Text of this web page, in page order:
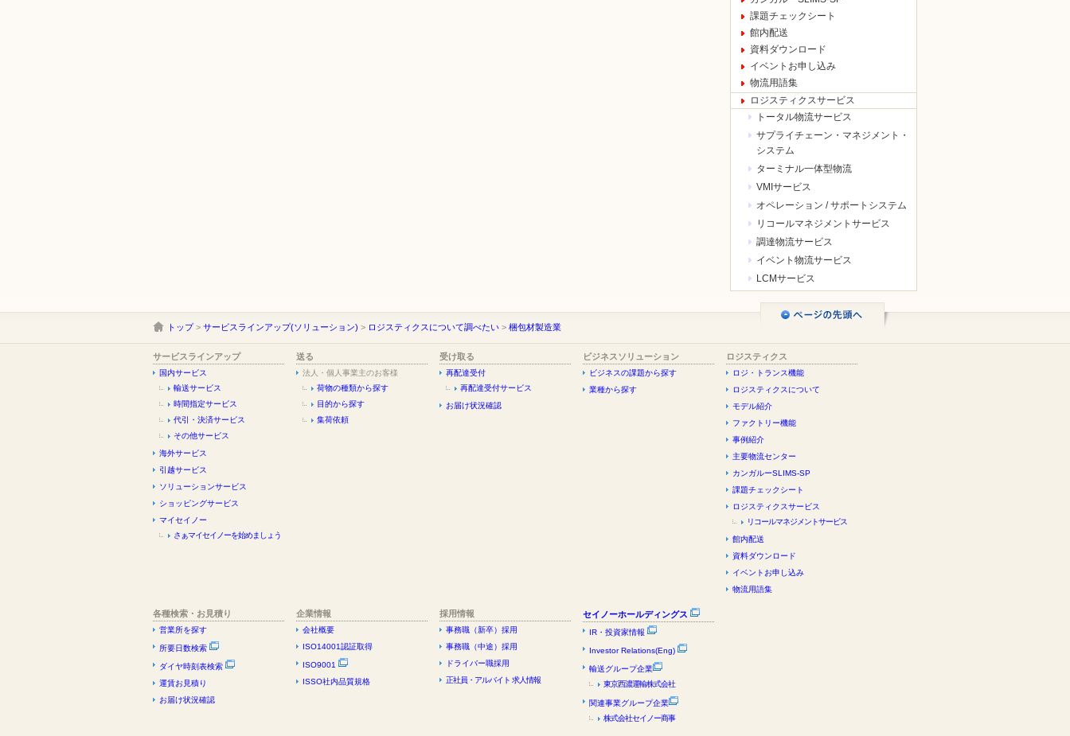
課題チェックシート
館内配送
資料ダウンロード
イベントお申し込み
物流用語集
ロジスティクスサービス
トータル物流サービス
サプライチェーン・マネジメント・
システム
ターミナル一体型物流
VMIサービス
オペレーション / サポートシステム
リコールマネジメントサービス
調達物流サービス
イベント物流サービス
LCMサービス
トップ> サービスラインアップ(ソリューション) > ロジスティクスについて調べたい > 梱包材製造業
サービスラインアップ
国内サービス
輸送サービス
時間指定サービス
代引・決済サービス
その他サービス
海外サービス
引越サービス
ソリューションサービス
ショッピングサービス
マイセイノー
さぁマイセイノーを始めましょう
送る
法人・個人事業主のお客様
荷物の種類から探す
目的から探す
集荷依頼
受け取る
再配達受付
再配達受付サービス
お届け状況確認
ビジネスソリューション
ビジネスの課題から探す
業種から探す
ロジスティクス
ロジ・トランス機能
ロジスティクスについて
モデル紹介
ファクトリー機能
事例紹介
主要物流センター
カンガルーSLIMS-SP
課題チェックシート
ロジスティクスサービス
リコールマネジメントサービス
館内配送
資料ダウンロード
イベントお申し込み
物流用語集
各種検索・お見積り
営業所を探す
所要日数検索
ダイヤ時刻表検索
運賃お見積り
お届け状況確認
企業情報
会社概要
ISO14001認証取得
ISO9001
ISSO社内品質規格
採用情報
事務職（新卒）採用
事務職（中途）採用
ドライバー職採用
正社員・アルバイト 求人情報
セイノーホールディングス
IR・投資家情報
Investor Relations(Eng)
輸送グループ企業
東京西濃運輸株式会社
関連事業グループ企業
株式会社セイノー商事